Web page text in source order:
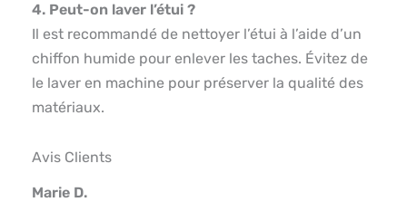
4. Peut-on laver l’étui ?
Il est recommandé de nettoyer l’étui à l’aide d’un
chiffon humide pour enlever les taches. Évitez de
le laver en machine pour préserver la qualité des
matériaux.
Avis Clients
Marie D.